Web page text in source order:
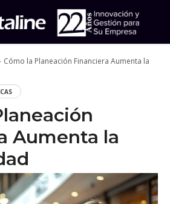
Cómo la Planeación Financiera Aumenta la
Aumenta la